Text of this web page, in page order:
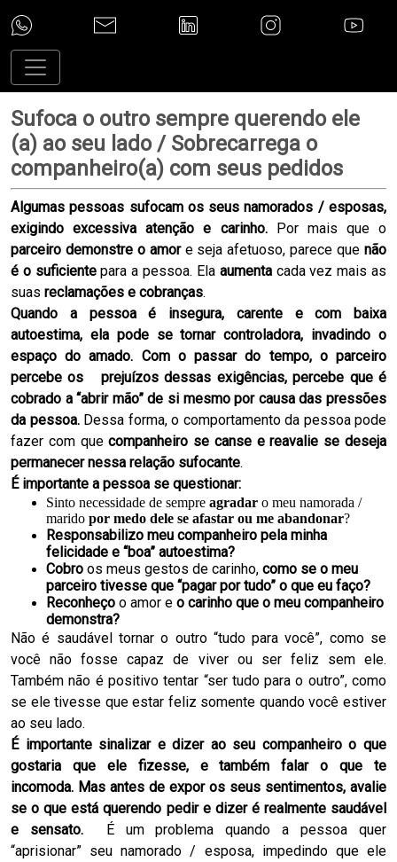
Sufoca o outro sempre querendo ele
(a) ao seu lado / Sobrecarrega o
companheiro(a) com seus pedidos
Algumas pessoas sufocam os seus namorados / esposas,
exigindo excessiva atenção e carinho.Por mais que o
parceiro demonstre o amore seja afetuoso, parece quenão
é o suficientepara a pessoa. Ela aumentacada vez mais as
suas reclamações e cobranças.
Quando a pessoa é insegura, carente e com baixa
autoestima, ela pode se tornar controladora, invadindo o
espaço do amado. Com o passar do tempo, o parceiro
percebe os
prejuízos dessas exigências, percebe que é
cobrado a “abrir mão” de si mesmo por causa das pressões
da pessoa.Dessa forma, o comportamento da pessoa pode
fazer com quecompanheiro se canse e reavalie se deseja
permanecer nessa relação sufocante.
É importante a pessoa se questionar:
Sinto necessidade de sempre agradar o meu namorada /
marido por medo dele se afastar ou me abandonar?
Responsabilizo meu companheiro pela minha
felicidade e “boa” autoestima?
Cobro os meus gestos de carinho, como se o meu
parceiro tivesse que “pagar por tudo” o que eu faço?
Reconheço o amor e o carinho que o meu companheiro
demonstra?
Não é saudável tornar o outro “tudo para você”, como se
você não fosse capaz de viver ou ser feliz sem ele.
Também não é positivo tentar “ser tudo para o outro”, como
se ele tivesse que estar feliz somente quando você estiver
ao seu lado.
É importante sinalizar e dizer ao seu companheiro o que
gostaria que ele fizesse, e também falar o que te
incomoda. Mas antes de expor os seus sentimentos, avalie
se o que está querendo pedir e dizer é realmente saudável
e sensato.É um problema quando a pessoa quer
“aprisionar” seu namorado / esposa, impedindo que ele